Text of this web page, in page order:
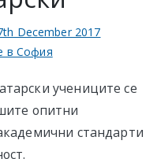
December 2017
в София
учениците се
опитни
стандарти